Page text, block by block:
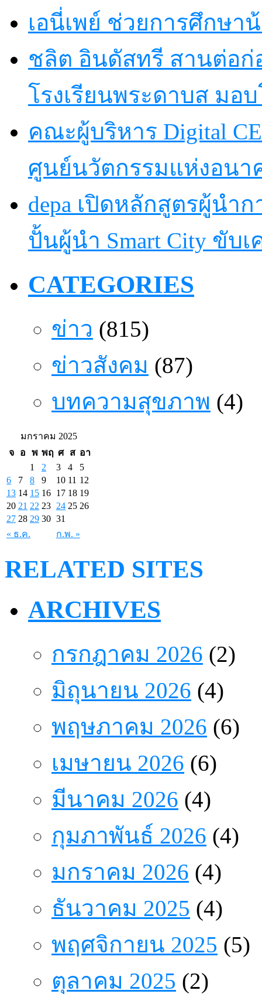
เอนี่เพย์ ช่วยการศึกษา
ชลิต อินดัสทรี สานต่อก่
โรงเรียนพระดาบส มอ
คณะผู้บริหาร Digital
ศูนย์นวัตกรรมแห่งอนา
depa เปิดหลักสูตรผู้นำ
ปั้นผู้นำ Smart City ขับ
CATEGORIES
ข่าว (815)
ข่าวสังคม (87)
บทความสุขภาพ (4)
มกราคม 2025
จ
อ พ พฤ ศ ส อา
« ธ.ค. ก.พ. »
1 2 3 4
5
6
7 8 9 10 11 12
13 14 15 16 17 18 19
20 21 22 23 24 25 26
27 28 29 30 31
RELATED SITES
ARCHIVES
กรกฎาคม 2026 (2)
มิถุนายน 2026 (4)
พฤษภาคม 2026 (6)
เมษายน 2026 (6)
มีนาคม 2026 (4)
กุมภาพันธ์ 2026 (4)
มกราคม 2026 (4)
ธันวาคม 2025 (4)
พฤศจิกายน 2025 (5)
ตุลาคม 2025 (2)